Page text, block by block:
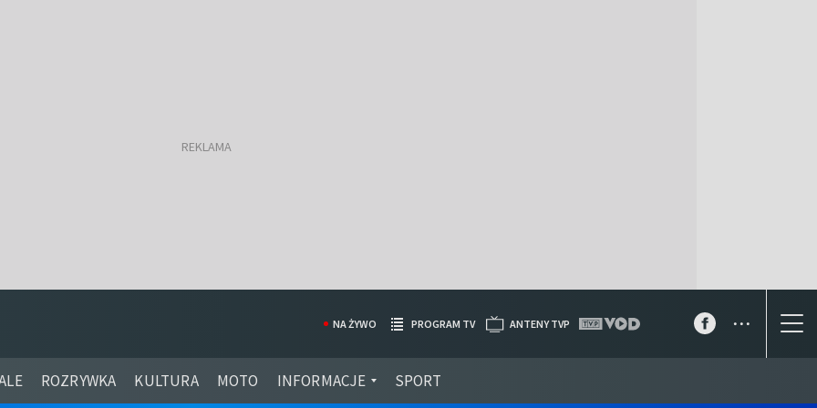
ROZRYWKA KULTURA MOTO INFORMACJE SPORT
NA ŻYWO PROGRAM TV ANTENY TVP ...